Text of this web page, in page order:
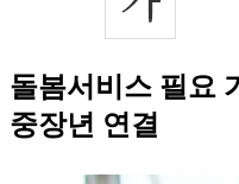
돌봄서비스 필요
중장년 연결